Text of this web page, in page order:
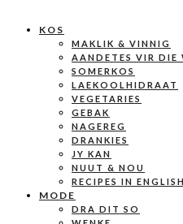
KOS
MAKLIK & VINNIG
AANDETES VIR DIE
SOMERKOS
LAEKOOLHIDRAAT
VEGETARIES
GEBAK
NAGEREG
DRANKIES
JY KAN
NUUT & NOU
RECIPES IN ENGLISH
MODE
DRA DIT SO